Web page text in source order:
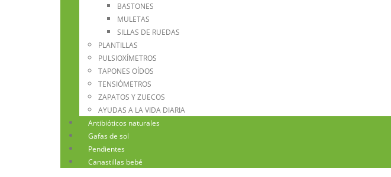
BASTONES
MULETAS
SILLAS DE RUEDAS
PLANTILLAS
PULSIOXÍMETROS
TAPONES OÍDOS
TENSIÓMETROS
ZAPATOS Y ZUECOS
AYUDAS A LA VIDA DIARIA
Antibióticos naturales
Gafas de sol
Pendientes
Canastillas bebé